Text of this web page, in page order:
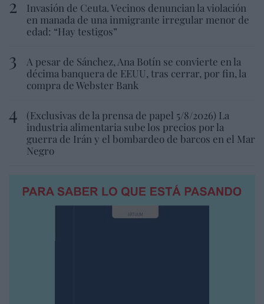
Invasión de Ceuta. Vecinos denuncian la violación
en manada de una inmigrante irregular menor de
edad: “Hay testigos”
A pesar de Sánchez, Ana Botín se convierte en la
décima banquera de EEUU, tras cerrar, por fin, la
compra de Webster Bank
(Exclusivas de la prensa de papel 5/8/2026) La
industria alimentaria sube los precios por la
guerra de Irán y el bombardeo de barcos en el Mar
Negro